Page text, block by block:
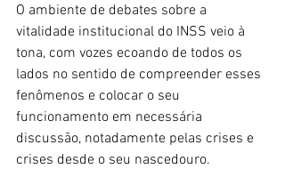
O ambiente de debates sobre a
vitalidade institucional do INSS veio à
tona, com vozes ecoando de todos os
lados no sentido de compreender esses
fenômenos e colocar o seu
funcionamento em necessária
discussão, notadamente pelas crises e
crises desde o seu nascedouro.